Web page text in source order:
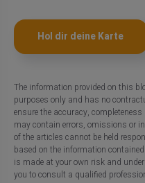
Hol dir deine Karte
The information provided on this
purposes only and has no
ensure the accuracy,
may contain errors, omissions or
of the articles cannot be held
based on the information
is made at your own risk and
you to consult a qualified